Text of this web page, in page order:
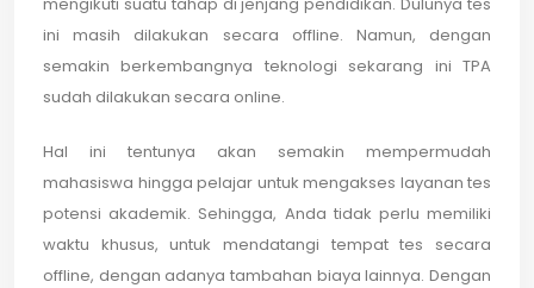
ini masih dilakukan secara offline. Namun, dengan
semakin berkembangnya teknologi sekarang ini TPA
sudah dilakukan secara online.
Hal ini tentunya akan semakin mempermudah
mahasiswa hingga pelajar untuk mengakses layanan tes
potensi akademik. Sehingga, Anda tidak perlu memiliki
waktu khusus, untuk mendatangi tempat tes secara
offline, dengan adanya tambahan biaya lainnya. Dengan